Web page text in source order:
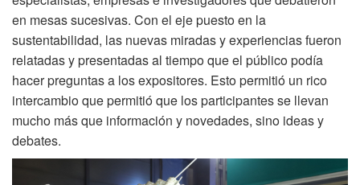
en mesas sucesivas. Con el eje puesto en la
sustentabilidad, las nuevas miradas y experiencias fueron
relatadas y presentadas al tiempo que el público podía
hacer preguntas a los expositores. Esto permitió un rico
intercambio que permitió que los participantes se llevan
mucho más que información y novedades, sino ideas y
debates.